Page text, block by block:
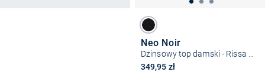
Neo Noir
Dżinsowy top damski - Rissa Bedazzled
349,95 zł